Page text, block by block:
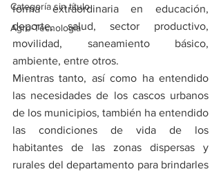
Categoría sin título
Agro-Tecnología
forma extraordinaria en educación,
deporte, salud, sector productivo,
movilidad, saneamiento básico,
ambiente, entre otros.
Mientras tanto, así como ha entendido
las necesidades de los cascos urbanos
de los municipios, también ha entendido
las condiciones de vida de los
habitantes de las zonas dispersas y
rurales del departamento para brindarles